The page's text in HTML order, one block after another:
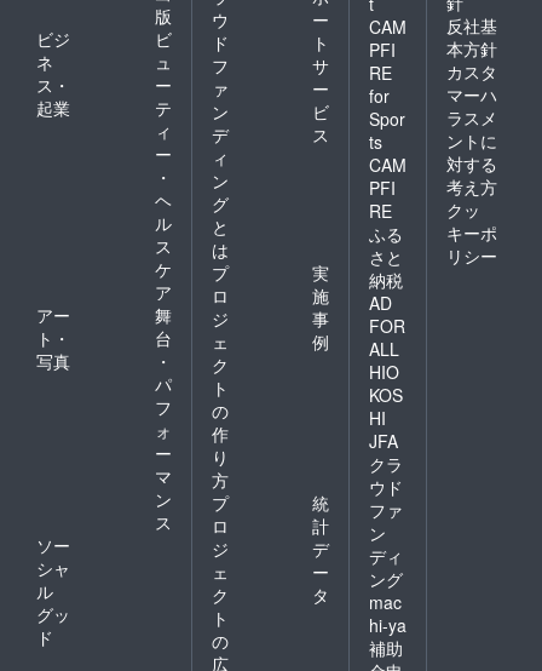
版
ビジ
ネ
ス・
起業
ビ
ュ
ー
テ
ィ
ー
・
ヘ
ル
ス
ケ
ア
アー
ト・
写真
舞
台
・
パ
フ
ォ
ー
マ
ン
ス
ソー
シャ
ル
グッ
ド
ウ
ド
フ
ァ
ン
デ
ィ
ン
グ
と
は
ー
ト
サ
ー
ビ
ス
プ
ロ
ジ
ェ
ク
ト
の
作
り
方
実
施
事
例
プ
ロ
ジ
ェ
ク
ト
の
広
統
計
デ
ー
タ
CAM
PFI
RE
for
Spor
ts
CAM
PFI
RE
ふる
さと
納税
AD
FOR
ALL
HIO
KOS
HI
JFA
クラ
ウド
ファ
ン
ディ
ング
mac
hi-ya
補助
反社基
本方針
カスタ
マーハ
ラスメ
ントに
対する
考え方
クッ
キーポ
リシー